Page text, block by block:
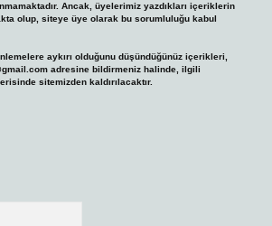
Ancak, üyelerimiz yazdıkları içeriklerin
olup, siteye üye olarak bu sorumluluğu kabul
aykırı olduğunu düşündüğünüz içerikleri,
adresine bildirmeniz halinde, ilgili
sitemizden kaldırılacaktır.